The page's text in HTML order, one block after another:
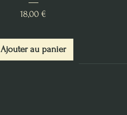
Prix
18,00 €
Ajouter au panier